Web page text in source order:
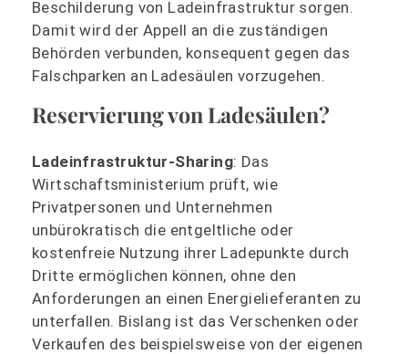
Beschilderung von Ladeinfrastruktur sorgen.
Damit wird der Appell an die zuständigen
Behörden verbunden, konsequent gegen das
Falschparken an Ladesäulen vorzugehen.
Reservierung von Ladesäulen?
Ladeinfrastruktur-Sharing: Das
Wirtschaftsministerium prüft, wie
Privatpersonen und Unternehmen
unbürokratisch die entgeltliche oder
kostenfreie Nutzung ihrer Ladepunkte durch
Dritte ermöglichen können, ohne den
Anforderungen an einen Energielieferanten zu
unterfallen. Bislang ist das Verschenken oder
Verkaufen des beispielsweise von der eigenen